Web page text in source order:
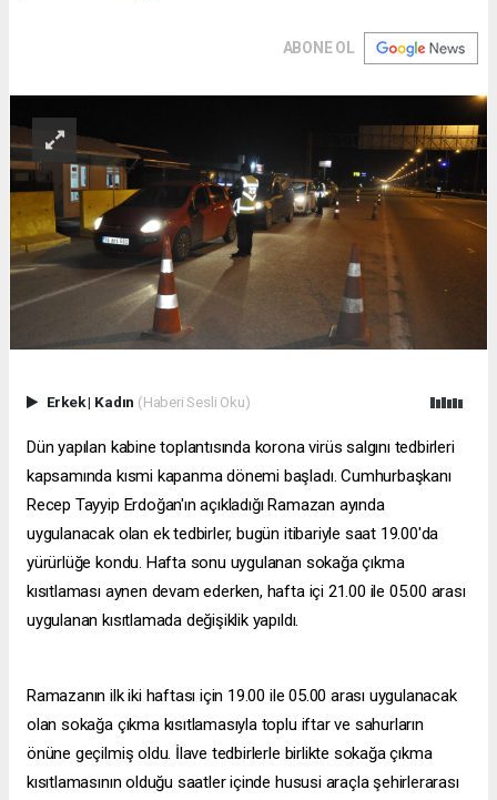
ABONE OL
Erkek| Kadın (Haberi Sesli Oku)
Dün yapılan kabine toplantısında korona virüs salgını tedbirleri
kapsamında kısmi kapanma dönemi başladı. Cumhurbaşkanı
Recep Tayyip Erdoğan'ın açıkladığı Ramazan ayında
uygulanacak olan ek tedbirler, bugün itibariyle saat 19.00'da
yürürlüğe kondu. Hafta sonu uygulanan sokağa çıkma
kısıtlaması aynen devam ederken, hafta içi 21.00 ile 05.00 arası
uygulanan kısıtlamada değişiklik yapıldı.
Ramazanın ilk iki haftası için 19.00 ile 05.00 arası uygulanacak
olan sokağa çıkma kısıtlamasıyla toplu iftar ve sahurların
önüne geçilmiş oldu. İlave tedbirlerle birlikte sokağa çıkma
kısıtlamasının olduğu saatler içinde hususi araçla şehirlerarası